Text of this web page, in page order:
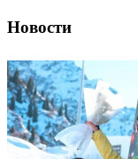
Новости